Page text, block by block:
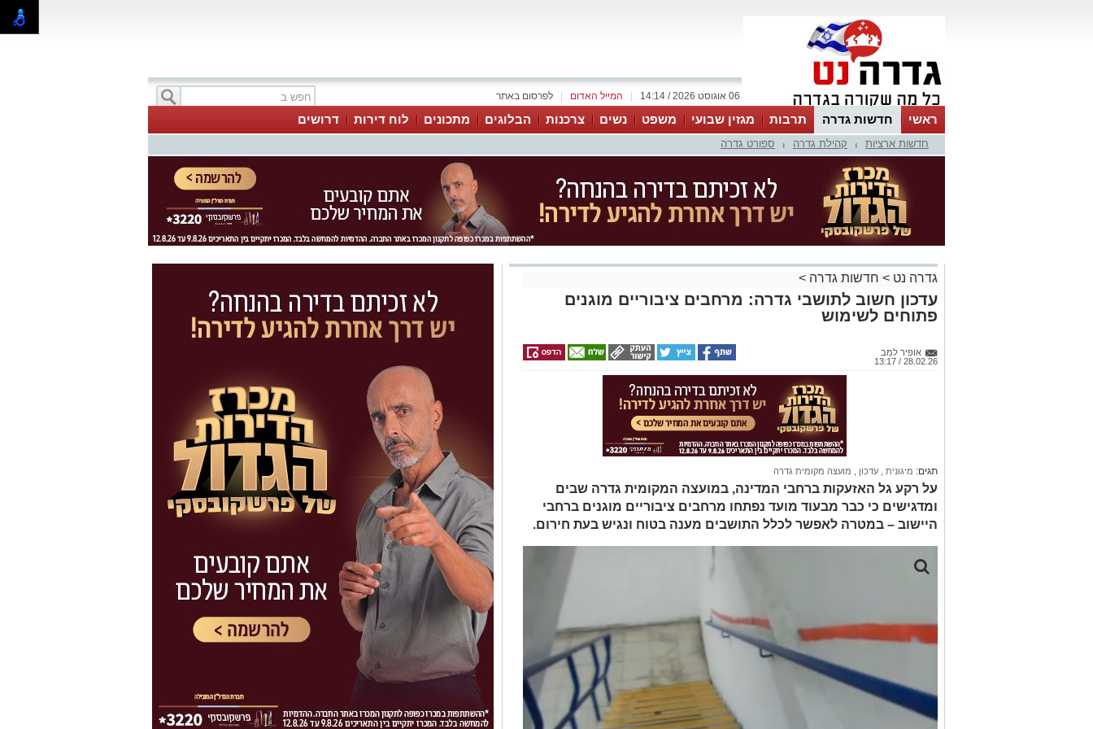
לפרסום באתר המייל האדום 06 אוגוסט 2026 / 14:14
ראשי חדשות גדרה תרבות מגזין שבועי משפט נשים צרכנות הבלוגים מתכונים לוח דירות דרושים
חדשות ארציות קהילת גדרה ספורט גדרה
גדרה נט > חדשות גדרה >
עדכון חשוב לתושבי גדרה: מרחבים ציבוריים מוגנים
פתוחים לשימוש
אופיר למב
28.02.26 / 13:17
תגים: מיגונית עדכון מועצה מקומית גדרה
על רקע גל האזעקות ברחבי המדינה, במועצה המקומית גדרה שבים
ומדגישים כי כבר מבעוד מועד נפתחו מרחבים ציבוריים מוגנים ברחבי
היישוב – במטרה לאפשר לכלל התושבים מענה בטוח ונגיש בעת חירום.